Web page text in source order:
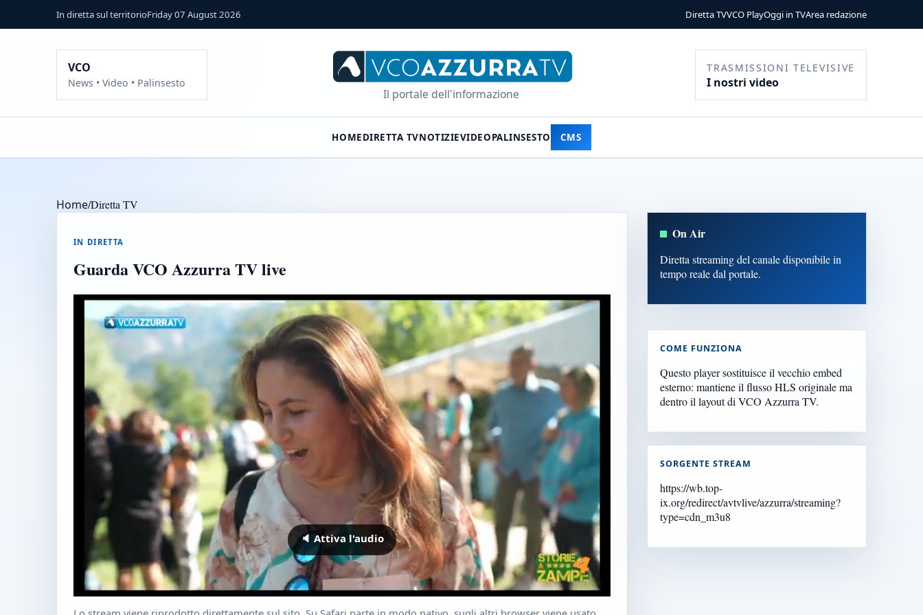
In diretta sul territorioFriday 07 August 2026 Diretta TVVCO PlayOggi in TVArea redazione
VCO
News • Video • Palinsesto
Il portale dell'informazione
TRASMISSIONI TELEVISIVE
I nostri video
HOMEDIRETTA TVNOTIZIEVIDEOPALINSESTO CMS
Home/Diretta TV
IN DIRETTA
Guarda VCO Azzurra TV live
🔈 Attiva l'audio
On Air
Diretta streaming del canale disponibile in
tempo reale dal portale.
COME FUNZIONA
Questo player sostituisce il vecchio embed
esterno: mantiene il flusso HLS originale ma
dentro il layout di VCO Azzurra TV.
SORGENTE STREAM
https://wb.top-
ix.org/redirect/avtvlive/azzurra/streaming?
type=cdn_m3u8